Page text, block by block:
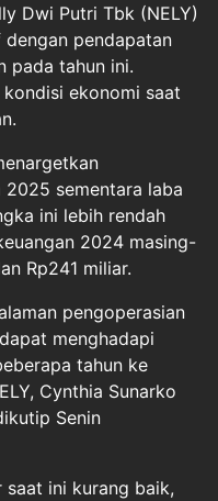
Dwi Putri Tbk (NELY)
pendapatan
pada tahun ini.
ekonomi saat
sementara laba
ini lebih rendah
2024 masing-
Rp241 miliar.
pengoperasian
menghadapi
tahun ke
Cynthia Sunarko
Senin
saat ini kurang baik,